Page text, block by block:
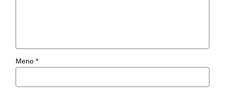
Meno *